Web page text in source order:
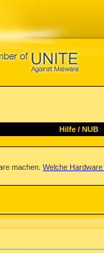
Hilfe/ NUB
machen. Welche